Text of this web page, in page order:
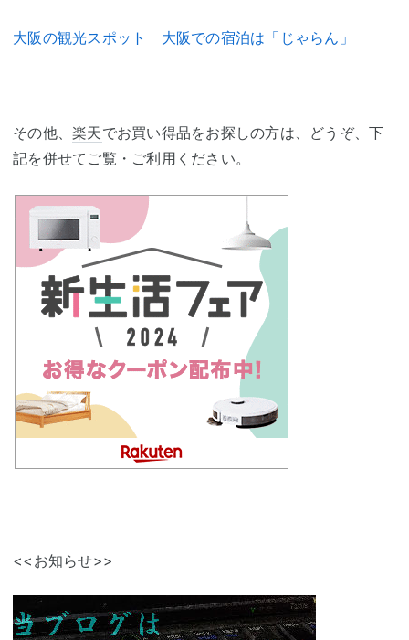
大阪の観光スポット 大阪での宿泊は「じゃらん」
その他、 楽天でお買い得品をお探しの方は、どうぞ、下
記を併せてご覧・ご利用ください。
<<お知らせ>>